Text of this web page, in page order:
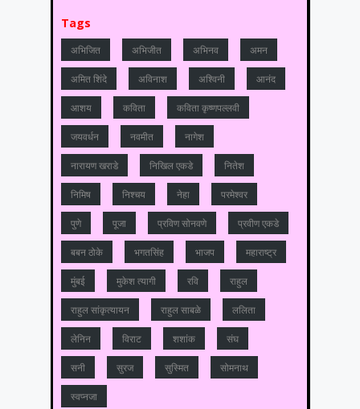
Tags
अभिजित अभिजीत अभिनव अमन
अमित शिंदे अविनाश अश्विनी आनंद
आशय कविता कविता कृष्णपल्लवी
जयवर्धन नवमीत नागेश
नारायण खराडे निखिल एकडे नितेश
निमिष निश्चय नेहा परमेश्वर
पुणे पूजा प्रविण सोनवणे प्रवीण एकडे
बबन ठोके भगतसिंह भाजप महाराष्‍ट्र
मुंबई मुकेश त्‍यागी रवि राहुल
राहुल सांकृत्यायन राहुल साबळे ललिता
लेनिन विराट शशांक संघ
सनी सुरज सुस्मित सोमनाथ
स्वप्नजा